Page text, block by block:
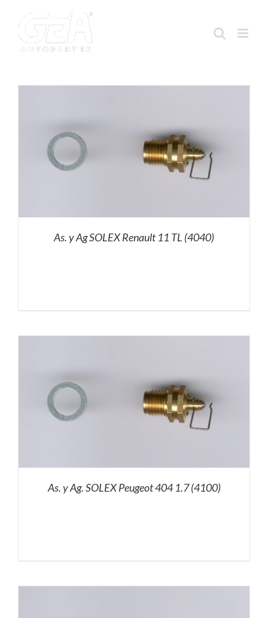
contenido
As. y Ag SOLEX Renault 11 TL (4040)
As. y Ag. SOLEX Peugeot 404 1.7 (4100)